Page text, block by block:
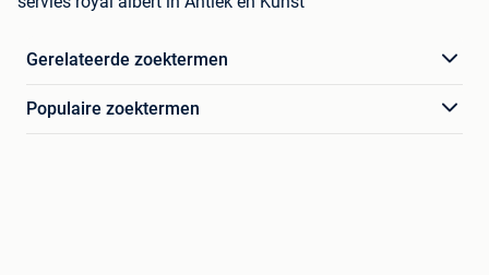
Gerelateerde zoektermen
Populaire zoektermen